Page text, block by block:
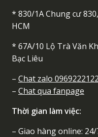
* 830/1A Chung cư
HCM
* 67A/10 Lộ Trà Văn
Bạc Liêu
– Chat zalo 0969222122
– Chat qua fanpage
Thời gian làm việc:
– Giao hàng online: